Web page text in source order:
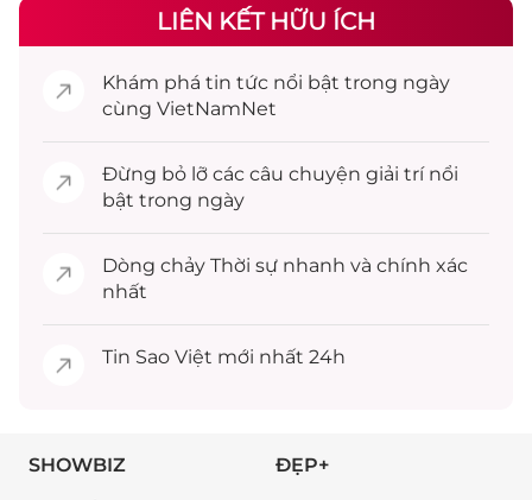
LIÊN KẾT HỮU ÍCH
Khám phá tin tức nổi bật trong ngày
cùng VietNamNet
Đừng bỏ lỡ các câu chuyện giải trínổi
bật trong ngày
Dòng chảy Thời sự nhanh và chính xác
nhất
Tin Sao Việt mới nhất 24h
SHOWBIZ ĐẸP+